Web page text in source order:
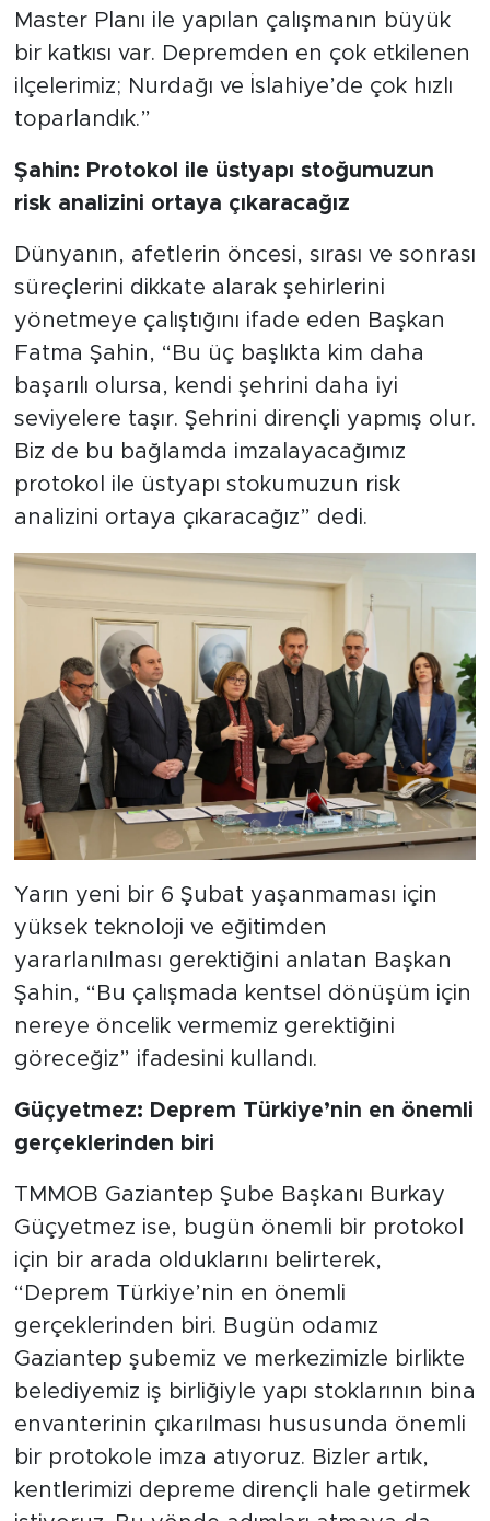
Master Planı ile yapılan çalışmanın büyük
bir katkısı var. Depremden en çok etkilenen
ilçelerimiz; Nurdağı ve İslahiye’de çok hızlı
toparlandık.”
Şahin: Protokol ile üstyapı stoğumuzun
risk analizini ortaya çıkaracağız
Dünyanın, afetlerin öncesi, sırası ve sonrası
süreçlerini dikkate alarak şehirlerini
yönetmeye çalıştığını ifade eden Başkan
Fatma Şahin, “Bu üç başlıkta kim daha
başarılı olursa, kendi şehrini daha iyi
seviyelere taşır. Şehrini dirençli yapmış olur.
Biz de bu bağlamda imzalayacağımız
protokol ile üstyapı stokumuzun risk
analizini ortaya çıkaracağız” dedi.
Yarın yeni bir 6 Şubat yaşanmaması için
yüksek teknoloji ve eğitimden
yararlanılması gerektiğini anlatan Başkan
Şahin, “Bu çalışmada kentsel dönüşüm için
nereye öncelik vermemiz gerektiğini
göreceğiz” ifadesini kullandı.
Güçyetmez: Deprem Türkiye’nin en önemli
gerçeklerinden biri
TMMOB Gaziantep Şube Başkanı Burkay
Güçyetmez ise, bugün önemli bir protokol
için bir arada olduklarını belirterek,
“Deprem Türkiye’nin en önemli
gerçeklerinden biri. Bugün odamız
Gaziantep şubemiz ve merkezimizle birlikte
belediyemiz iş birliğiyle yapı stoklarının bina
envanterinin çıkarılması hususunda önemli
bir protokole imza atıyoruz. Bizler artık,
kentlerimizi depreme dirençli hale getirmek